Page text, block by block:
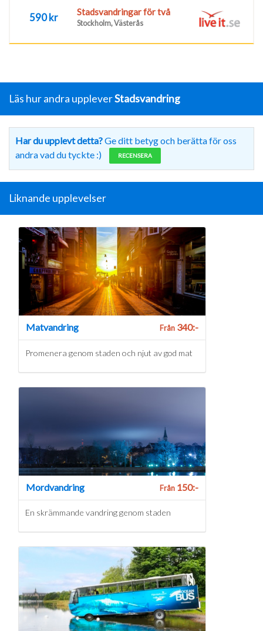
590 kr Stadsvandringar för två
Stockholm, Västerås
Läs hur andra uppleverStadsvandring
Har du upplevt detta?Ge ditt betyg och berätta för oss
andra vad du tyckte :)
RECENSERA
Liknande upplevelser
Matvandring Från340:-
Promenera genom staden och njut av god mat
Mordvandring Från150:-
En skrämmande vandring genom staden